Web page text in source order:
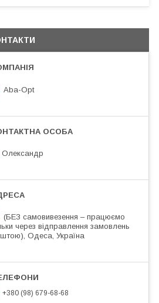
Aba-Opt
Олександр
(БЕЗ самовивезення – працюємо
через відправлення замовлень
Одеса, Україна
+380 (98) 679-68-68